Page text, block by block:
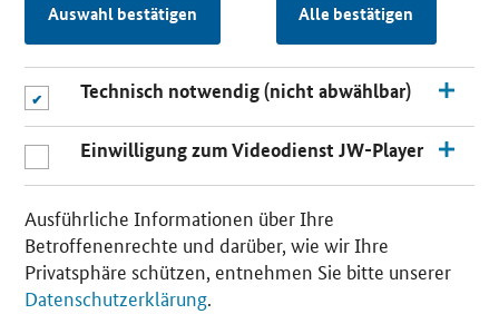
Auswahl bestätigen Alle bestätigen
Technisch notwendig (nicht abwählbar)
Einwilligung zum Videodienst JW-Player
Ausführliche Informationen über Ihre
Betroffenenrechte und darüber, wie wir Ihre
Privatsphäre schützen, entnehmen Sie bitte unserer
Datenschutzerklärung.